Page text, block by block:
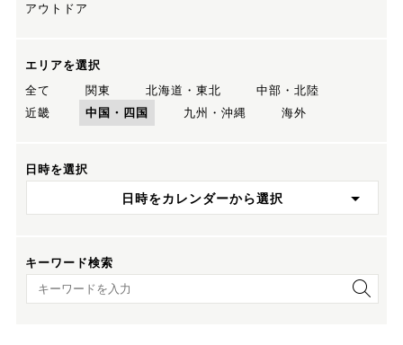
アウトドア
エリアを選択
全て
関東 北海道・東北
中部・北陸
近畿
中国・四国 九州・沖縄 海外
日時を選択
日時をカレンダーから選択
キーワード検索
キーワード検索